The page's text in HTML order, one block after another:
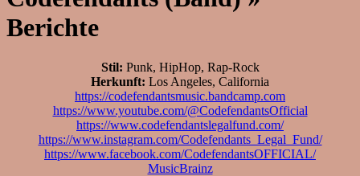
Berichte
Stil: Punk, HipHop, Rap-Rock
Herkunft: Los Angeles, California
https://codefendantsmusic.bandcamp.com
https://www.youtube.com/@CodefendantsOfficial
https://www.codefendantslegalfund.com/
https://www.instagram.com/Codefendants_Legal_Fund/
https://www.facebook.com/CodefendantsOFFICIAL/
MusicBrainz